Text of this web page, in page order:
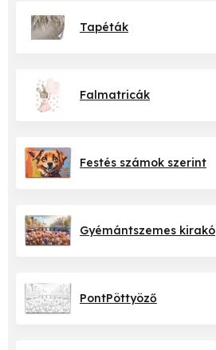
Tapéták
Falmatricák
Festés számok szerint
Gyémántszemes kirakó
PontPöttyöző